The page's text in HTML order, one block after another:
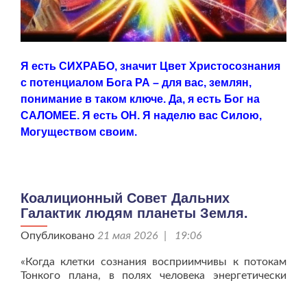
Я есть СИХРАБО, значит Цвет Христосознания
с потенциалом Бога РА – для вас, землян,
понимание в таком ключе. Да, я есть Бог на
САЛОМЕЕ. Я есть ОН. Я наделю вас Силою,
Могуществом своим.
Коалиционный Совет Дальних
Галактик людям планеты Земля.
Опубликовано 21 мая 2026 | 19:06
«Когда клетки сознания восприимчивы к потокам
Тонкого плана, в полях человека энергетически